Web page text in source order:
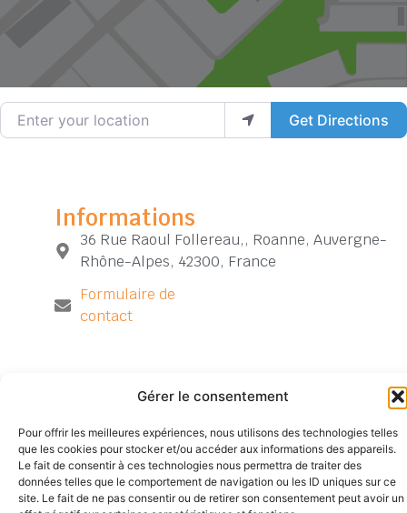
Gérer le consentement
Pour offrir les meilleures expériences, nous utilisons des technologies telles
que les cookies pour stocker et/ou accéder aux informations des appareils.
Le fait de consentir à ces technologies nous permettra de traiter des
données telles que le comportement de navigation ou les ID uniques sur ce
site. Le fait de ne pas consentir ou de retirer son consentement peut avoir un
Enter your location
Get Directions
Informations
36 Rue Raoul Follereau,, Roanne, Auvergne-
Rhône-Alpes, 42300, France
Formulaire de
contact
Mentions
légales
Politique de
confidentialité
Accueil
Contact
Archives
Siège
social
527
Chemin
de
TÉLÉPHONE
04
77
52
SUIVEZ-
NOUS